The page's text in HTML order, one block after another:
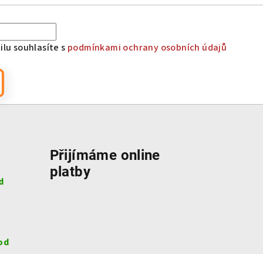
souhlasíte s podmínkami ochrany osobních údajů
Přijímáme online
platby